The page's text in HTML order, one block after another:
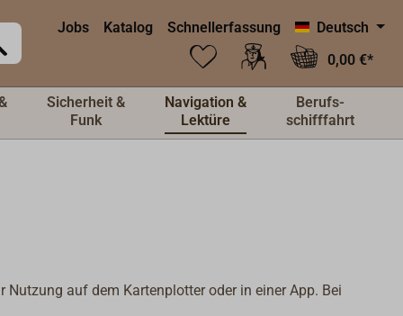
Jobs Katalog Schnellerfassung
Deutsch
0,00 €*
Sicherheit &
Funk
Navigation &
Lektüre
Berufs-
schifffahrt
Nutzung auf dem Kartenplotter oder in einer App. Bei